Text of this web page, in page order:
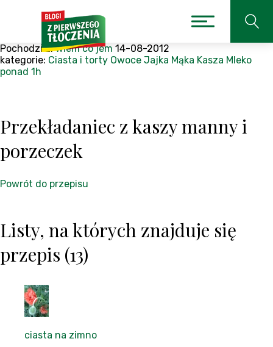
Pochodzi z:Wiem co jem 14-08-2012
kategorie: Ciasta i torty Owoce Jajka Mąka Kasza Mleko
ponad 1h
Przekładaniec z kaszy manny i
porzeczek
Powrót do przepisu
Listy, na których znajduje się
przepis (13)
ciasta na zimno